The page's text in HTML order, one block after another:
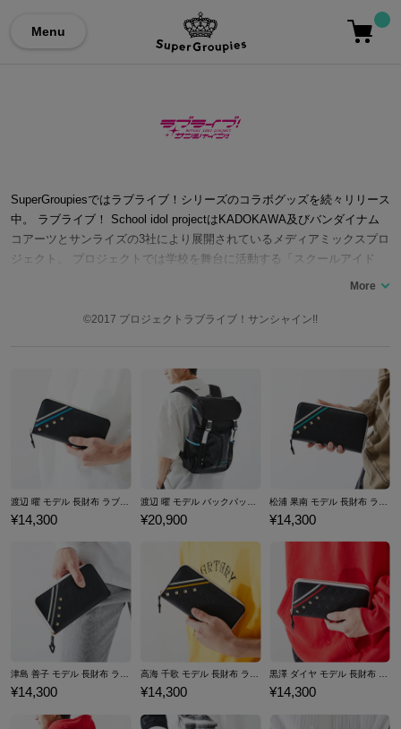
Menu
SuperGroupiesではラブライブ！シリーズのコラボグッズを続々リリース
中。 ラブライブ！ School idol projectはKADOKAWA及びバンダイナム
コアーツとサンライズの3社により展開されているメディアミックスプロ
ジェクト。 プロジェクトでは学校を舞台に活動する「スクールアイド
ル」の成長を描いており、「ラブライブ！」では高坂穂乃果が率いるμ's
qours（アクア）の活動に焦点を当てている。ゲーム作品である「ラブラ
キャッチコピーとしており、ユーザー参加型の企画が楽曲のセンターを
決定するなど、大きな裁量を持つ。 またアニメを始めとした劇中では実
際の地名が使用されているため、東京・神田明神や静岡・沼津といった
土地への「聖地巡礼」も活発。担当声優によるコラボイベントも行われ
ている。 ここではラブライブ！シリーズコラボのシューズ、バッグをは
じめ、財布やポーチなど…ラブライブ！シリーズとのコラボファッショ
ンアイテムをご紹介いたします。
©2017 プロジェクトラブライブ！サンシャイン!!
¥14,300 ¥20,900 ¥14,300
津島 善子 モデル 長財布 ラブライブ！サンシャイン!! 「KU-RU-KU-RU Cruller!」
¥14,300
高海 千歌 モデル 長財布 ラブライブ！サンシャイン!! 「KU-RU-KU-RU Cruller!」
¥14,300
黒澤 ダイヤ モデル 長財布 ラブライブ！サンシャイン!! 「KU-RU-KU-RU Cruller!」
¥14,300